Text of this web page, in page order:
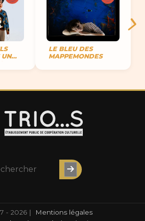
UN
LE BLEU DES
MAPPEMONDES
- 2026 |
Mentions légales